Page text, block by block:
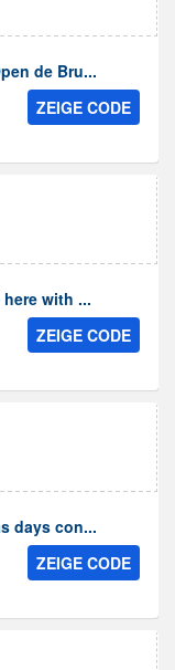
de Bru...
ZEIGE CODE
with ...
ZEIGE CODE
days con...
ZEIGE CODE